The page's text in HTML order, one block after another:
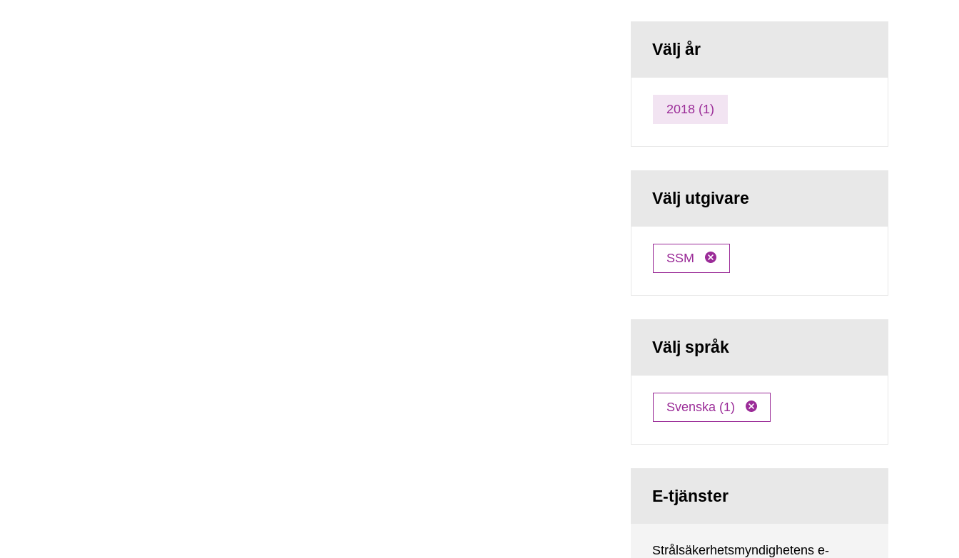
Välj år
2018 (1)
Välj utgivare
SSM
Välj språk
Svenska (1)
E-tjänster
Strålsäkerhetsmyndighetens e-